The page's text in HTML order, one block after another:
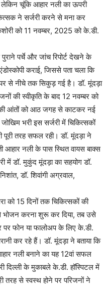
चूंकि आहार नली का ऊपरी
ने सर्जरी करने से मना कर
को 11 नवम्बर, 2025 को के.डी.
पर्चे और जांच रिपोर्ट देखने के
कराई, जिससे पता चला कि
से नीचे तक सिकुड़ गई है। डॉ. मूंदड़ा
की स्वीकृति के बाद 12 नवम्बर को
की आंतों को आठ जगह से काटकर नई
भरी इस सर्जरी में चिकित्सकों
तरह सफल रही। डॉ. मूंदड़ा ने
आहार नली के पास स्थित वायस बाक्स
में डॉ. मुकुंद मूंदड़ा का सहयोग डॉ.
डॉ. शिवांगी अग्रवाल,
को 15 दिनों तक चिकित्सकों की
भोजन करना शुरू कर दिया, तब उसे
पर फोन या फालोअप के लिए के.डी.
कर रहे हैं। डॉ. मूंदड़ा ने बताया कि
नली बनाने का यह 12वां सफल
दिल्ली के मुकाबले के.डी. हॉस्पिटल में
तरह से स्वस्थ होने पर परिजनों ने